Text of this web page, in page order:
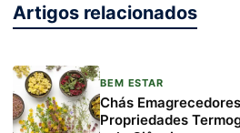
Artigos relacionados
BEM ESTAR
Chás
Propriedades